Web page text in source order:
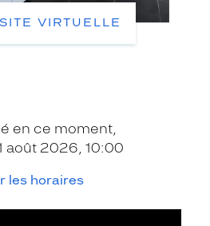
VIRTUELLE
en ce moment,
août 2026, 10:00
les horaires